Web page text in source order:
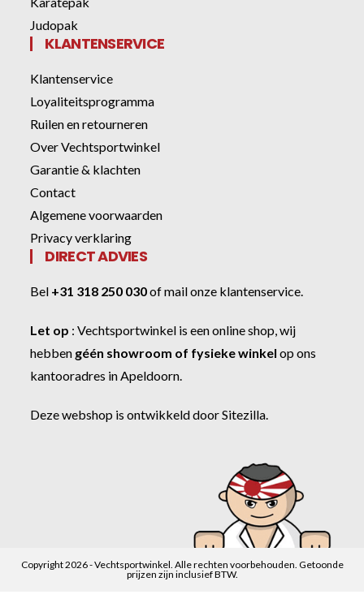
Judopak
KLANTENSERVICE
Klantenservice
Loyaliteitsprogramma
Ruilen en retourneren
Over Vechtsportwinkel
Garantie & klachten
Contact
Algemene voorwaarden
Privacy verklaring
DIRECT ADVIES
Bel +31 318 250 030ofmail onze klantenservice.
Let op :Vechtsportwinkel is een online shop, wij
hebben géén showroom of fysieke winkel op ons
kantooradres in Apeldoorn.
Deze webshop is ontwikkeld doorSitezilla.
Copyright 2026 - Vechtsportwinkel. Alle rechten voorbehouden. Getoonde
prijzen zijn inclusief BTW.